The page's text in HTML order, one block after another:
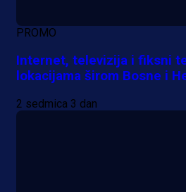
PROMO
Internet, televizija i fiksni
lokacijama širom Bosne i
2 sedmica 3 dan